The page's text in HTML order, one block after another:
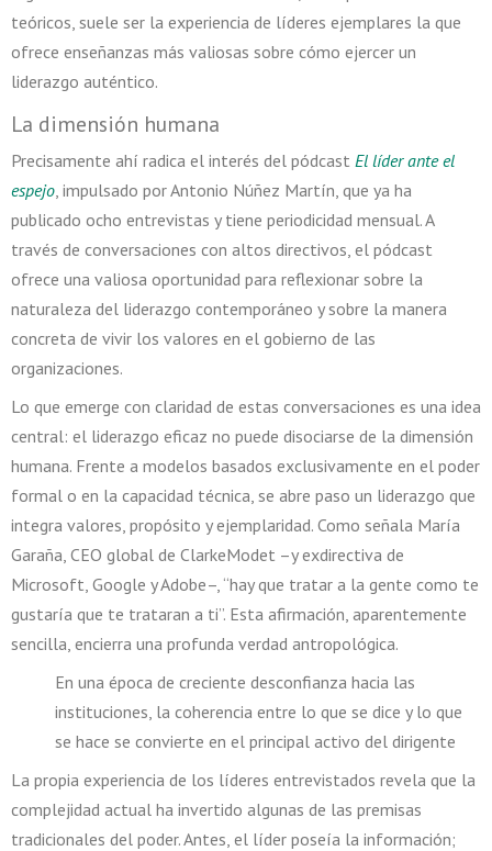
teóricos, suele ser la experiencia de líderes ejemplares la que
ofrece enseñanzas más valiosas sobre cómo ejercer un
liderazgo auténtico.
La dimensión humana
Precisamente ahí radica el interés del pódcast El líder ante el
espejo , impulsado por Antonio Núñez Martín, que ya ha
publicado ocho entrevistas y tiene periodicidad mensual. A
través de conversaciones con altos directivos, el pódcast
ofrece una valiosa oportunidad para reflexionar sobre la
naturaleza del liderazgo contemporáneo y sobre la manera
concreta de vivir los valores en el gobierno de las
organizaciones.
Lo que emerge con claridad de estas conversaciones es una idea
central: el liderazgo eficaz no puede disociarse de la dimensión
humana. Frente a modelos basados exclusivamente en el poder
formal o en la capacidad técnica, se abre paso un liderazgo que
integra valores, propósito y ejemplaridad. Como señala María
Garaña, CEO global de ClarkeModet –y exdirectiva de
Microsoft, Google y Adobe–, “hay que tratar a la gente como te
gustaría que te trataran a ti”. Esta afirmación, aparentemente
sencilla, encierra una profunda verdad antropológica.
En una época de creciente desconfianza hacia las
instituciones, la coherencia entre lo que se dice y lo que
se hace se convierte en el principal activo del dirigente
La propia experiencia de los líderes entrevistados revela que la
complejidad actual ha invertido algunas de las premisas
tradicionales del poder. Antes, el líder poseía la información;